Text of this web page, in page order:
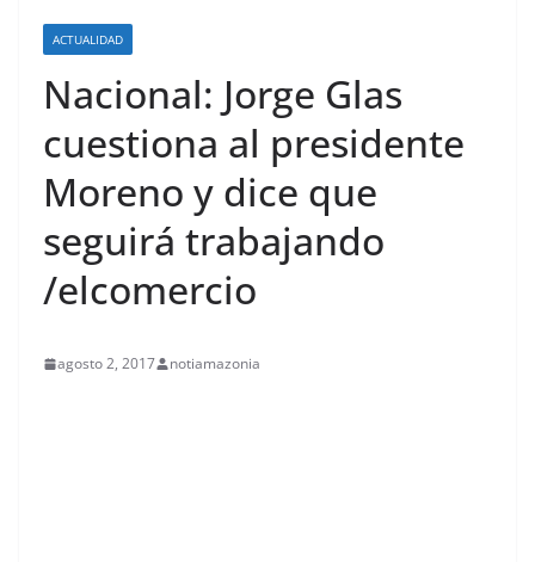
ACTUALIDAD
Nacional: Jorge Glas
cuestiona al presidente
Moreno y dice que
seguirá trabajando
/elcomercio
agosto 2, 2017 notiamazonia